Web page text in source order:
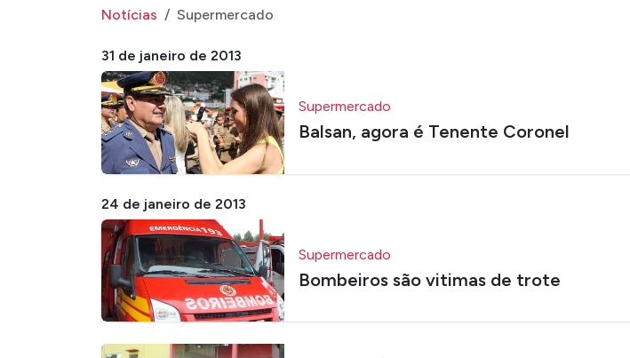
Notícias Supermercado
31 de janeiro de 2013
Supermercado
Balsan, agora é Tenente Coronel
24 de janeiro de 2013
Supermercado
Bombeiros são vitimas de trote